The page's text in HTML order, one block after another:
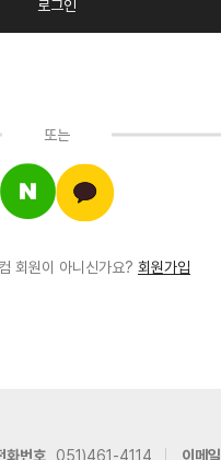
또는
회원이 아니신가요? 회원가입
화번호 051)461-4114 이메일